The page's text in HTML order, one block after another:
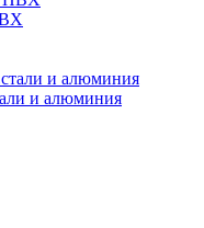
и алюминия